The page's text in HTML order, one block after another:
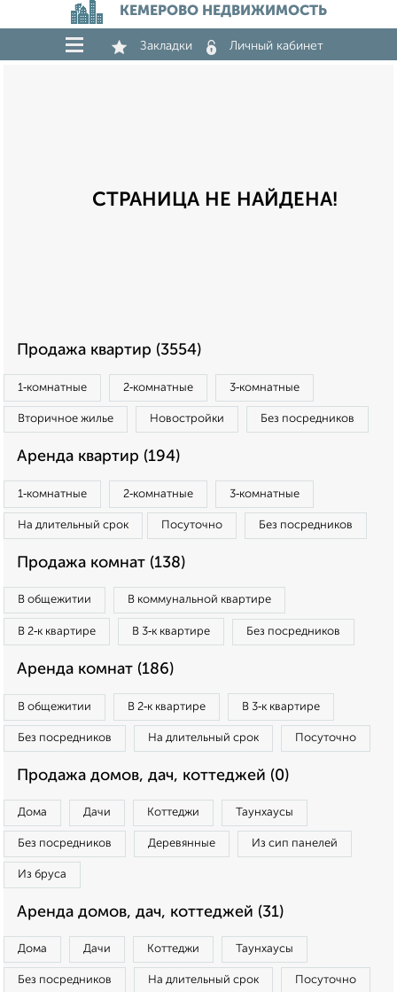
КЕМЕРОВО НЕДВИЖИМОСТЬ
Закладки Личный кабинет
СТРАНИЦА НЕ НАЙДЕНА!
Продажа квартир (3554)
1‑комнатные 2‑комнатные 3‑комнатные
Вторичное жилье Новостройки Без посредников
Аренда квартир (194)
1‑комнатные 2‑комнатные 3‑комнатные
На длительный срок Посуточно Без посредников
Продажа комнат (138)
В общежитии В коммунальной квартире
В 2‑к квартире В 3‑к квартире Без посредников
Аренда комнат (186)
В общежитии В 2‑к квартире В 3‑к квартире
Без посредников На длительный срок Посуточно
Продажа домов, дач, коттеджей (0)
Дома Дачи Коттеджи Таунхаусы
Без посредников Деревянные Из сип панелей
Из бруса
Аренда домов, дач, коттеджей (31)
Дома Дачи Коттеджи Таунхаусы
Без посредников На длительный срок Посуточно